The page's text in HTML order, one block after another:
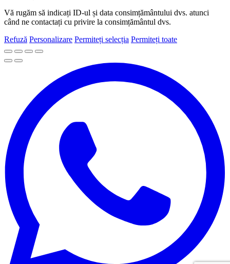
Vă rugăm să indicați ID-ul și data consimțământului dvs. atunci
când ne contactați cu privire la consimțământul dvs.
Refuză Personalizare Permiteți selecția Permiteți toate